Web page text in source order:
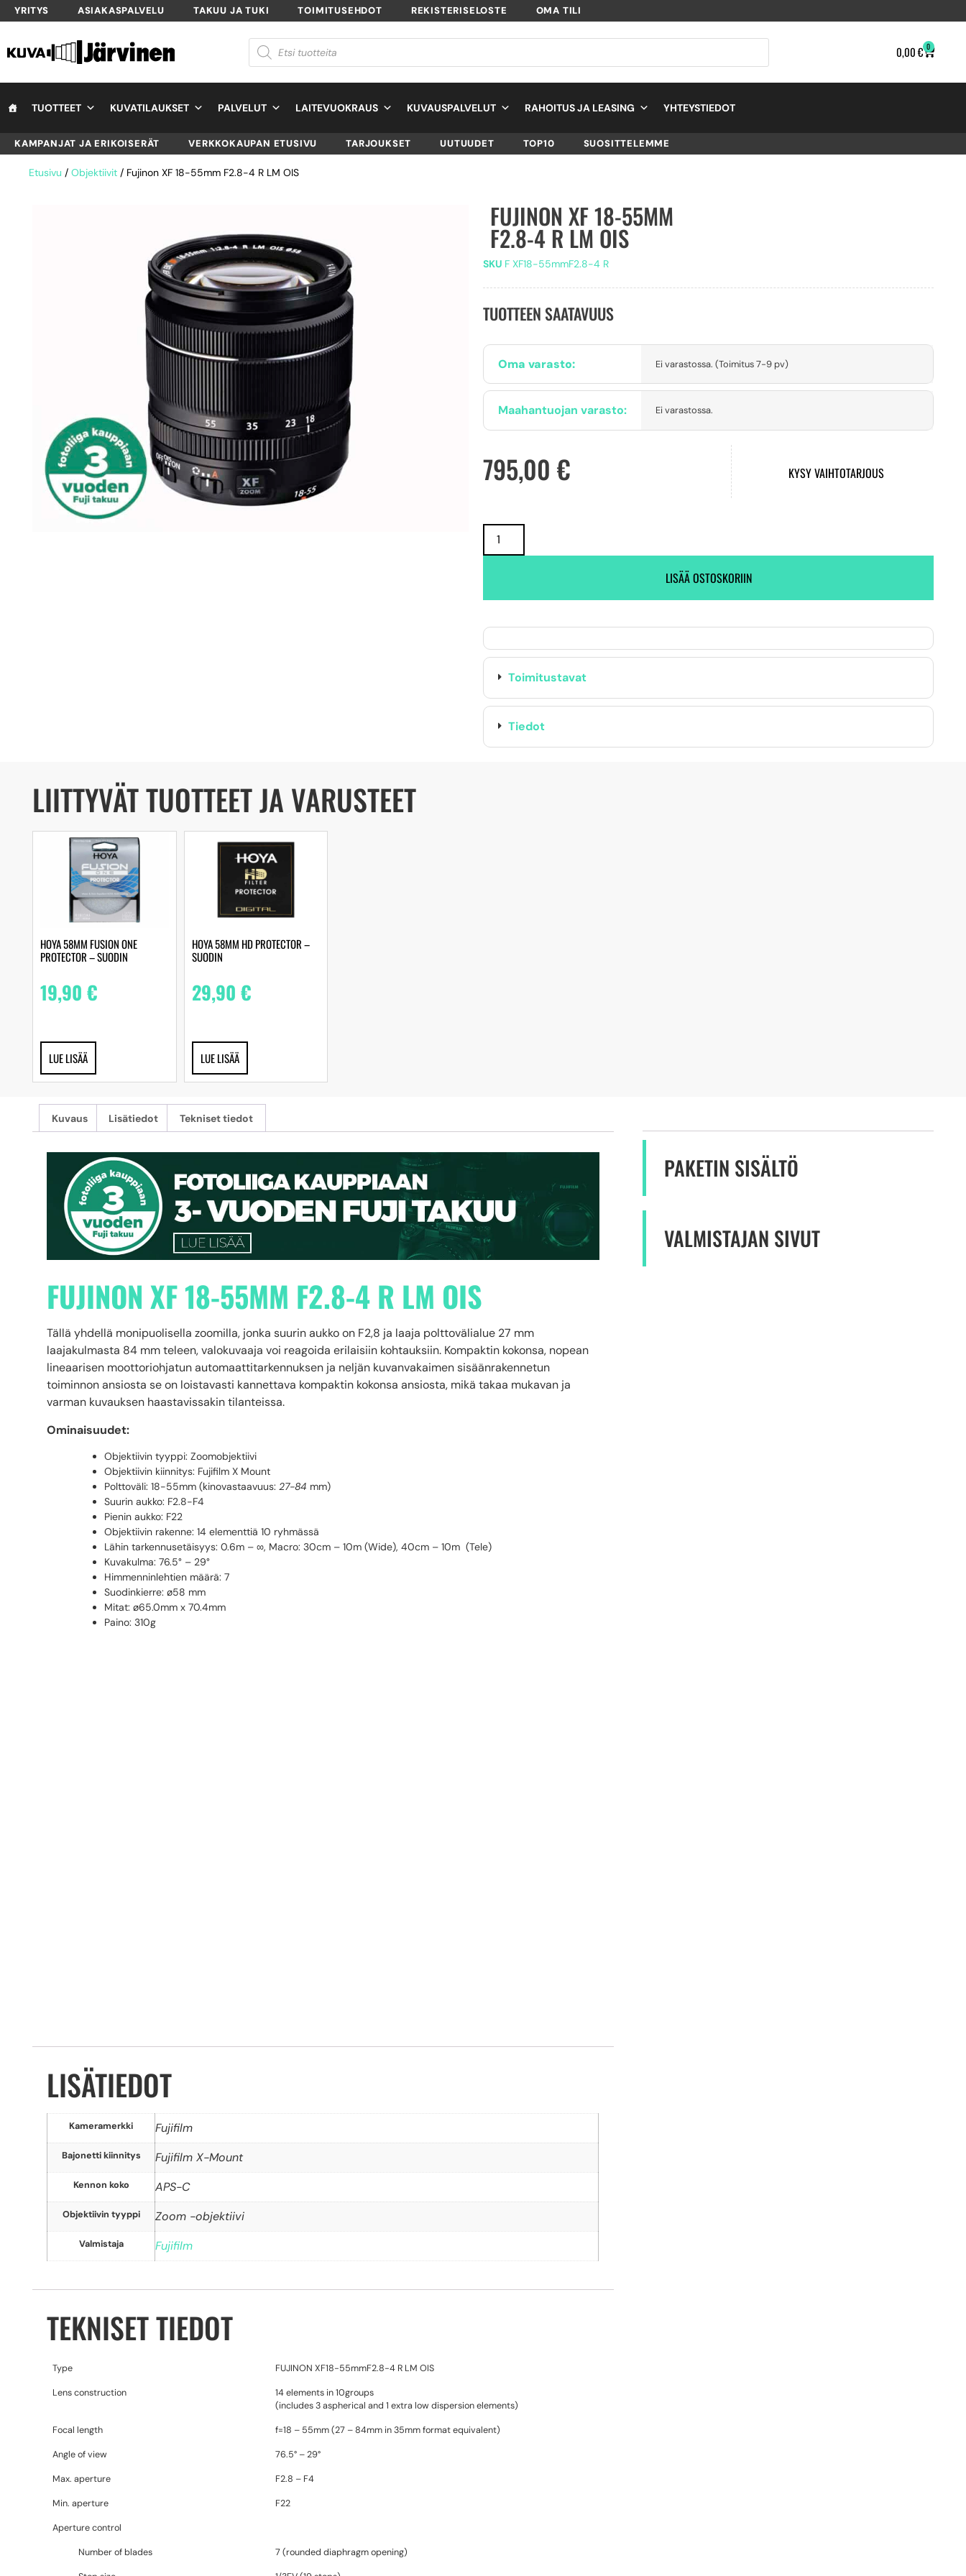
YRITYS ASIAKASPALVELU TAKUU JA TUKI TOIMITUSEHDOT REKISTERISELOSTE OMA TILI
0,00€ 0
TUOTTEET KUVATILAUKSET PALVELUT LAITEVUOKRAUS KUVAUSPALVELUT RAHOITUS JA LEASING YHTEYSTIEDOT
KAMPANJAT JA ERIKOISERÄT VERKKOKAUPAN ETUSIVU TARJOUKSET UUTUUDET TOP10 SUOSITTELEMME
Etusivu / Objektiivit / Fujinon XF 18-55mm F2.8-4 R LM OIS
FUJINON XF 18-55MM
F2.8-4 R LM OIS
SKU F XF18-55mmF2.8-4 R
TUOTTEEN SAATAVUUS
Oma varasto: Ei varastossa. (Toimitus 7-9 pv)
Maahantuojan varasto: Ei varastossa.
795,00 € KYSY VAIHTOTARJOUS
LISÄÄ OSTOSKORIIN
Toimitustavat
Tiedot
LIITTYVÄT TUOTTEET JA VARUSTEET
HOYA 58MM FUSION ONE
PROTECTOR – SUODIN
19,90 €
LUE LISÄÄ
HOYA 58MM HD PROTECTOR –
SUODIN
29,90 €
LUE LISÄÄ
Kuvaus Lisätiedot Tekniset tiedot
FUJINON XF 18-55MM F2.8-4 R LM OIS
Tällä yhdellä monipuolisella zoomilla, jonka suurin aukko on F2,8 ja laaja polttovälialue 27 mm
laajakulmasta 84 mm teleen, valokuvaaja voi reagoida erilaisiin kohtauksiin. Kompaktin kokonsa, nopean
lineaarisen moottoriohjatun automaattitarkennuksen ja neljän kuvanvakaimen sisäänrakennetun
toiminnon ansiosta se on loistavasti kannettava kompaktin kokonsa ansiosta, mikä takaa mukavan ja
varman kuvauksen haastavissakin tilanteissa.
Ominaisuudet:
Objektiivin tyyppi: Zoomobjektiivi
Objektiivin kiinnitys: Fujifilm X Mount
Polttoväli: 18-55mm (kinovastaavuus: 27-84 mm)
Suurin aukko: F2.8-F4
Pienin aukko: F22
Objektiivin rakenne: 14 elementtiä 10 ryhmässä
Lähin tarkennusetäisyys: 0.6m – ∞, Macro: 30cm – 10m (Wide), 40cm – 10m (Tele)
Kuvakulma: 76.5° – 29°
Himmenninlehtien määrä: 7
Suodinkierre: ø58 mm
Mitat: ø65.0mm x 70.4mm
Paino: 310g
LISÄTIEDOT
Kameramerkki Fujifilm
Bajonetti kiinnitys Fujifilm X-Mount
Kennon koko APS-C
Objektiivin tyyppi Zoom -objektiivi
Valmistaja Fujifilm
TEKNISET TIEDOT
Type FUJINON XF18-55mmF2.8-4 R LM OIS
Lens construction
14 elements in 10groups
(includes 3 aspherical and 1 extra low dispersion elements)
Focal length f=18 – 55mm (27 – 84mm in 35mm format equivalent)
Angle of view 76.5° – 29°
Max. aperture F2.8 – F4
Min. aperture F22
Aperture control
Number of blades 7 (rounded diaphragm opening)
PAKETIN SISÄLTÖ
VALMISTAJAN SIVUT